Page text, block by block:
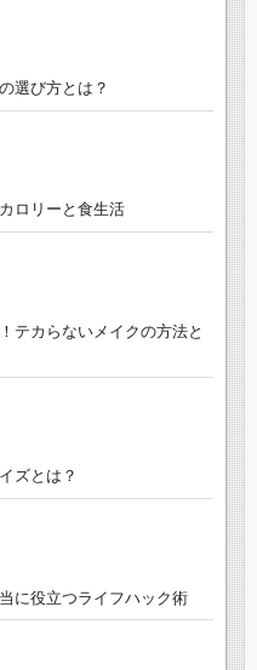
選び方とは？
ロリーと食生活
テカらないメイクの方法と
ズとは？
に役立つライフハック術